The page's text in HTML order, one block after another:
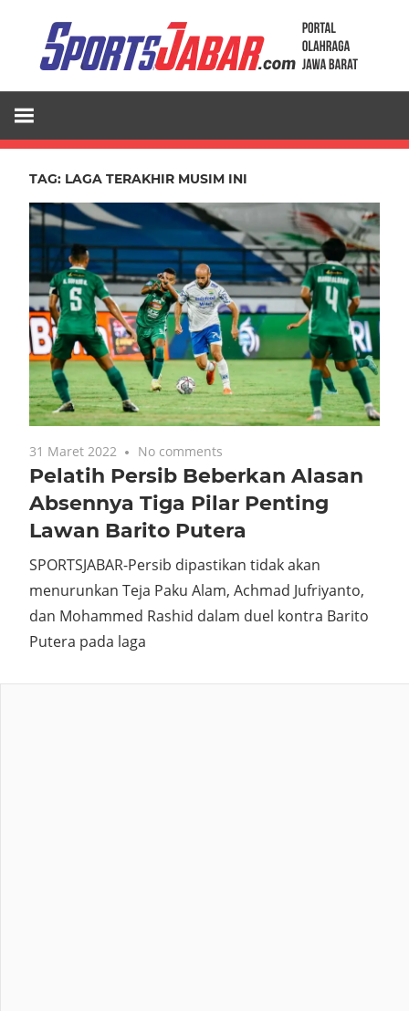
content
TAG: LAGA TERAKHIR MUSIM INI
31 Maret 2022 No comments
Pelatih Persib Beberkan Alasan
Absennya Tiga Pilar Penting
Lawan Barito Putera
SPORTSJABAR-Persib dipastikan tidak akan
menurunkan Teja Paku Alam, Achmad Jufriyanto,
dan Mohammed Rashid dalam duel kontra Barito
Putera pada laga